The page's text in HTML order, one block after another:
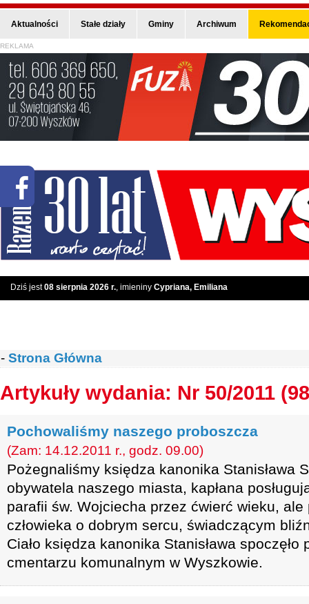
Aktualności Stałe działy Gminy Archiwum
REKLAMA
Dziś jest08 sierpnia 2026 r., imieniny Cypriana, Emiliana
- Strona Główna
Artykuły wydania: Nr 50/2011
Pochowaliśmy naszego proboszcza
(Zam: 14.12.2011 r., godz. 09.00)
Pożegnaliśmy księdza kanonika Stanisława
obywatela naszego miasta, kapłana
parafii św. Wojciecha przez ćwierć wieku,
człowieka o dobrym sercu, świadczącym
Ciało księdza kanonika Stanisława spoczęło
cmentarzu komunalnym w Wyszkowie.